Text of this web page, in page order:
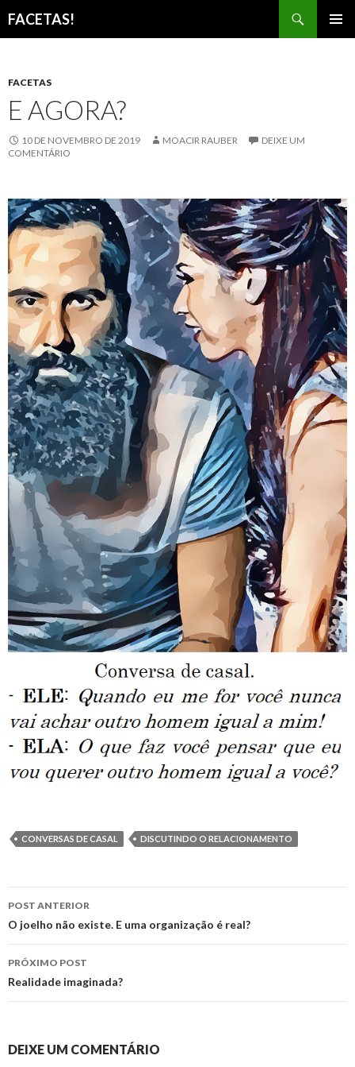
FACETAS!
CONTEÚDO
FACETAS
E AGORA?
10 DE NOVEMBRO DE 2019 MOACIR RAUBER
DEIXE UM
COMENTÁRIO
CONVERSAS DE CASAL DISCUTINDO O RELACIONAMENTO
Navegação
de
posts
POST ANTERIOR
O joelho não existe. E uma organização é real?
PRÓXIMO POST
Realidade imaginada?
DEIXE UM COMENTÁRIO